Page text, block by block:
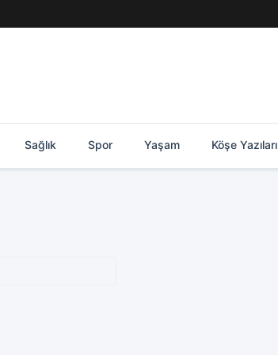
Sağlık Spor Yaşam Köşe Yazıları